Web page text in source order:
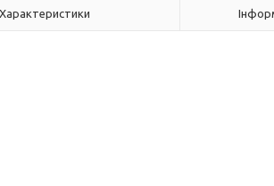
Характеристики